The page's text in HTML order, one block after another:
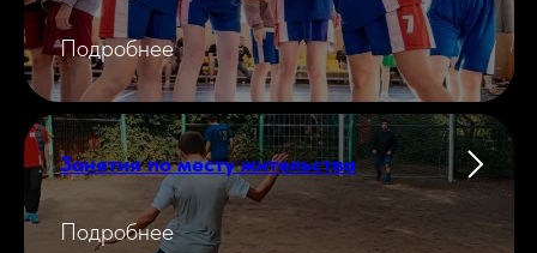
Подробнее
Занятия по месту жительства
Подробнее